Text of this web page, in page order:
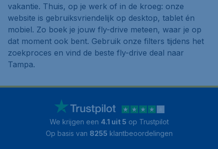
vakantie. Thuis, op je werk of in de kroeg: onze
website is gebruiksvriendelijk op desktop, tablet én
mobiel. Zo boek je jouw fly-drive meteen, waar je op
dat moment ook bent. Gebruik onze filters tijdens het
zoekproces en vind de beste fly-drive deal naar
Tampa.
We krijgen een 4.1 uit 5 op Trustpilot
Op basis van 8255 klantbeoordelingen